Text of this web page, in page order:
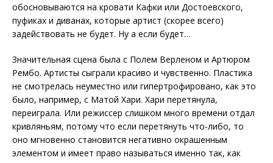
обосновываются на кровати Кафки или Достоевского,
пуфиках и диванах, которые артист (скорее всего)
задействовать не будет. Ну а если будет…
Значительная сцена была с Полем Верленом и Артюром
Рембо. Артисты сыграли красиво и чувственно. Пластика
не смотрелась неуместно или гипертрофировано, как это
было, например, с Матой Хари. Хари перетянула,
переиграла. Или режиссер слишком много времени отдал
кривляньям, потому что если перетянуть что-либо, то
оно мгновенно становится негативно окрашенным
элементом и имеет право называться именно так, как